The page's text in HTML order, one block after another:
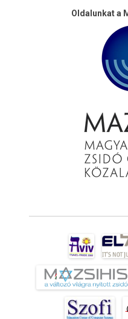
Oldalunkat a